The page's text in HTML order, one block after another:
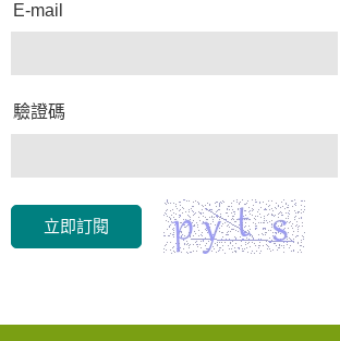
E-mail
驗證碼
立即訂閱